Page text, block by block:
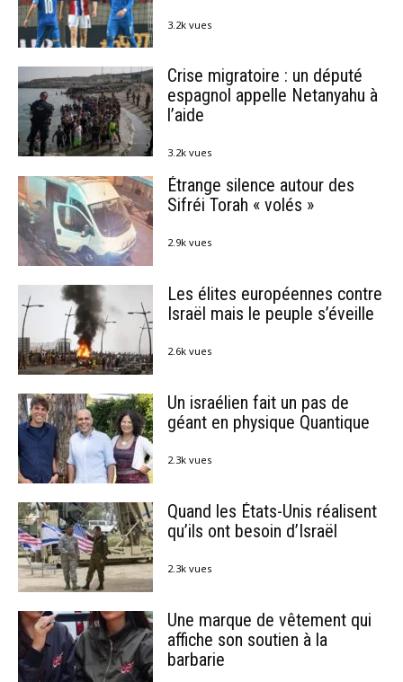
3.2k vues
Crise migratoire : un député
espagnol appelle Netanyahu à
l’aide
3.2k vues
Étrange silence autour des
Sifréi Torah « volés »
2.9k vues
Les élites européennes contre
Israël mais le peuple s’éveille
2.6k vues
Un israélien fait un pas de
géant en physique Quantique
2.3k vues
Quand les États-Unis réalisent
qu’ils ont besoin d’Israël
2.3k vues
Une marque de vêtement qui
affiche son soutien à la
barbarie